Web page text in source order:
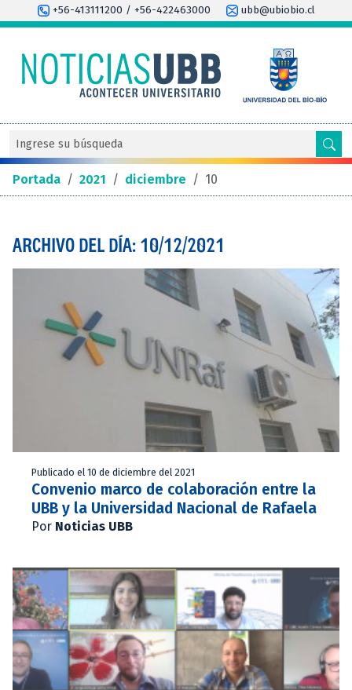
+56-413111200 / +56-422463000 ubb@ubiobio.cl
Portada / 2021 / diciembre / 10
ARCHIVO DEL DÍA: 10/12/2021
Publicado el 10 de diciembre del 2021
Convenio marco de colaboración entre la
UBB y la Universidad Nacional de Rafaela
Por Noticias UBB